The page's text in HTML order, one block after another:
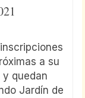
a su
quedan
Jardín de